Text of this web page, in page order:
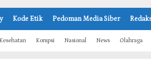
Kode Etik Pedoman Media Siber
Kesehatan Korupsi Nasional News Olahraga